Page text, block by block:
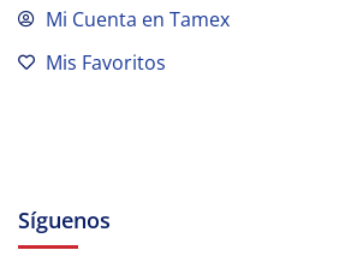
Mi Cuenta en Tamex
Mis Favoritos
Síguenos